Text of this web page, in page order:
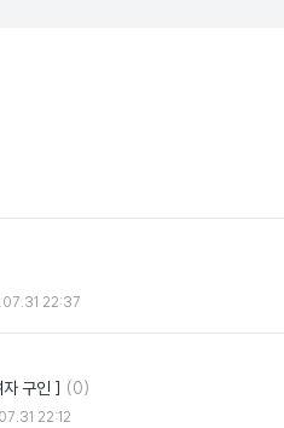
22:37
구인 ] 댓
글
(0)
22:12